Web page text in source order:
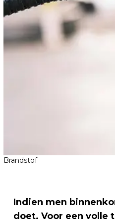
Brandstof
Indien men
doet. Voor een volle